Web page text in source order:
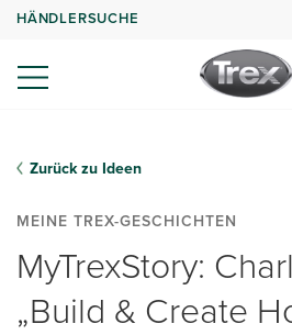
HÄNDLERSUCHE
Zurück zu Ideen
MEINE TREX-GESCHICHTEN
MyTrexStory:
„Build & Create